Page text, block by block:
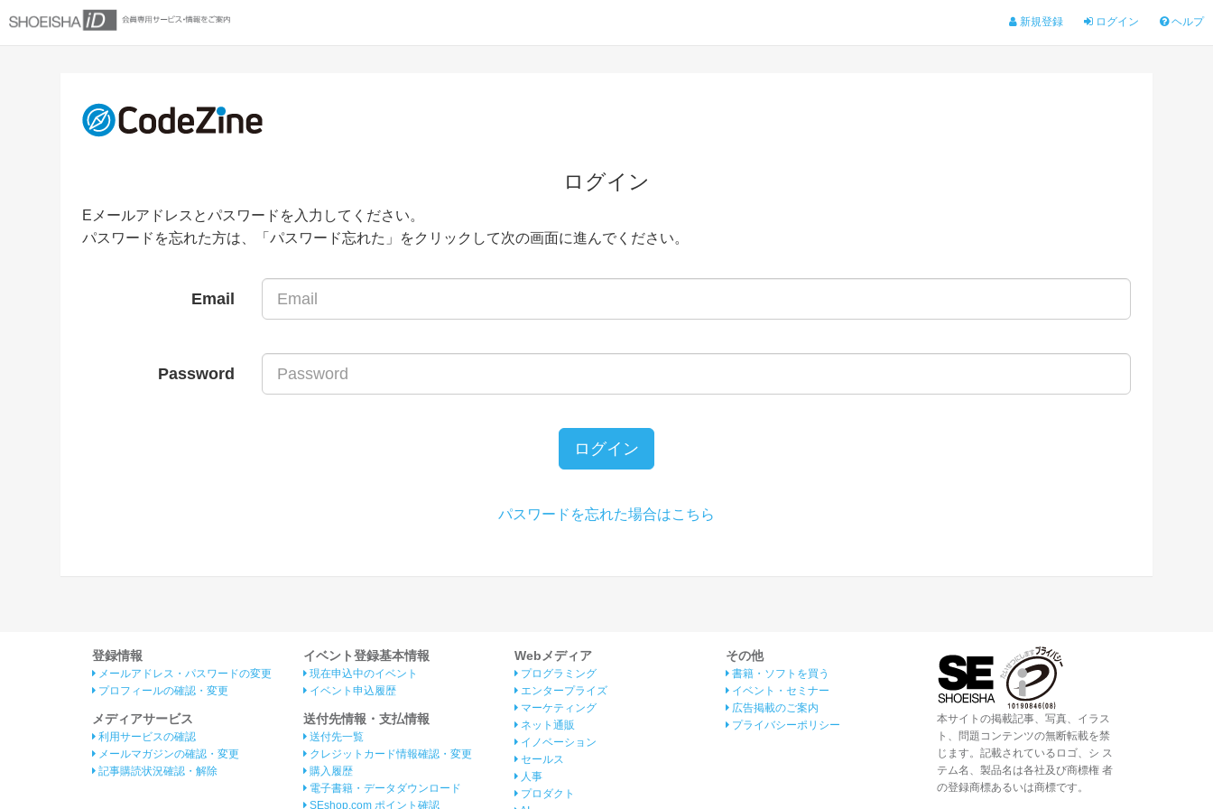
新規登録 ログイン ヘルプ
ログイン
Eメールアドレスとパスワードを入力してください。
パスワードを忘れた方は、「パスワード忘れた」をクリックして次の画面に進んでください。
Email
Password
ログイン
パスワードを忘れた場合はこちら
登録情報
メールアドレス・パスワードの変更
プロフィールの確認・変更
メディアサービス
利用サービスの確認
メールマガジンの確認・変更
記事購読状況確認・解除
イベント登録基本情報
現在申込中のイベント
イベント申込履歴
送付先情報・支払情報
送付先一覧
クレジットカード情報確認・変更
購入履歴
電子書籍・データダウンロード
SEshop.com ポイント確認
Webメディア
プログラミング
エンタープライズ
マーケティング
ネット通販
イノベーション
セールス
人事
プロダクト
その他
書籍・ソフトを買う
イベント・セミナー
広告掲載のご案内
プライバシーポリシー
本サイトの掲載記事、写真、イラス
ト、問題コンテンツの無断転載を禁
じます。記載されているロゴ、シ ス
テム名、製品名は各社及び商標権 者
の登録商標あるいは商標です。